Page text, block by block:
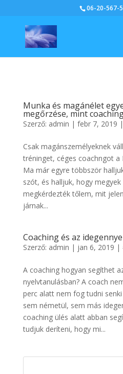
06-20-567-
Munka és magánélet
megőrzése, mint
Szerző: admin | febr 7, 2019 |
Csak magánszemélyeknek
tréninget, céges coachngot a
Ma már egyre többször
szót, és halljuk, hogy
megkérdezték tőlem, mit
járnak...
Coaching és az
Szerző: admin | jan 6, 2019 |
A coaching hogyan segíthet
nyelvtanulásban? A coach
perc alatt nem fog tudni
sem németül, sem más
coaching ülés alatt abban
tudjuk deríteni, hogy mi...